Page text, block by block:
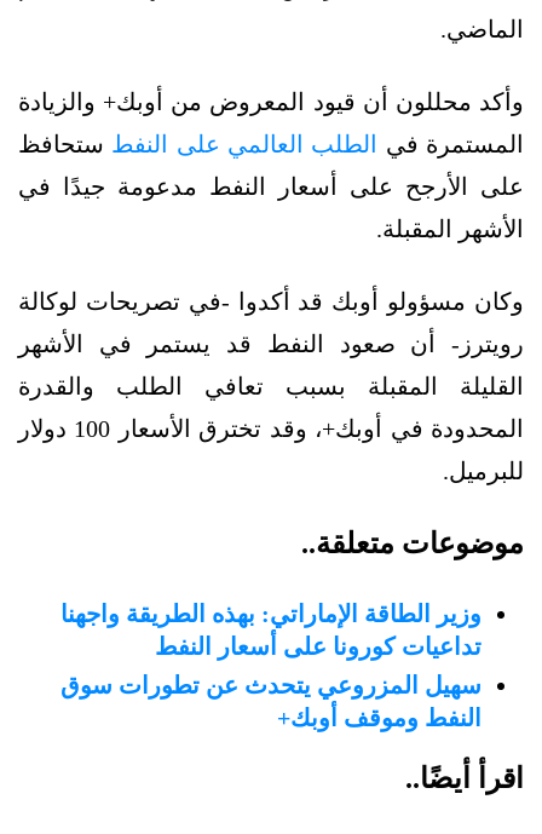
الماضي.
وأكد محللون أن قيود المعروض من أوبك+ والزيادة
المستمرة في
الطلب العالمي على النفط ستحافظ
على الأرجح على أسعار النفط مدعومة جيدًا في
الأشهر المقبلة.
وكان مسؤولو أوبك قد أكدوا -في تصريحات لوكالة
رويترز- أن صعود النفط قد يستمر في الأشهر
القليلة المقبلة بسبب تعافي الطلب والقدرة
المحدودة في أوبك+، وقد تخترق الأسعار 100 دولار
للبرميل.
موضوعات متعلقة..
وزير الطاقة الإماراتي: بهذه الطريقة واجهنا
تداعيات كورونا على أسعار النفط
سهيل المزروعي يتحدث عن تطورات سوق
النفط وموقف أوبك+
اقرأ أيضًا..